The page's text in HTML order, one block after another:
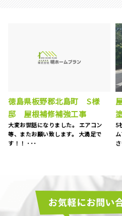
ベランダFRP防水工事、屋根
カバー工事、外壁塗装、庇補
修工事 徳島県徳島市 K様
15年前にマイホームを購入してから、
特にお手入れはしておらず、ある時庇